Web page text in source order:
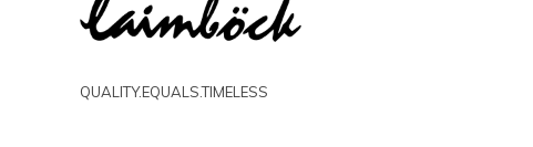
QUALITY.EQUALS.TIMELESS